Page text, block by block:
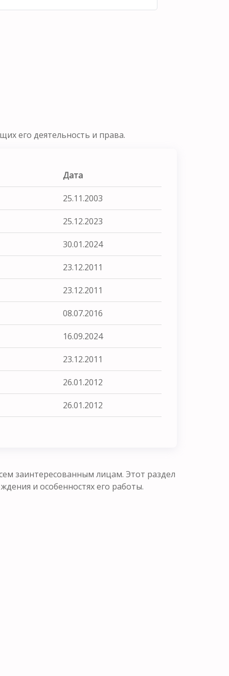
его деятельность и права.
Дата
25.11.2003
25.12.2023
30.01.2024
23.12.2011
23.12.2011
08.07.2016
16.09.2024
23.12.2011
26.01.2012
26.01.2012
заинтересованным лицам. Этот раздел
и особенностях его работы.